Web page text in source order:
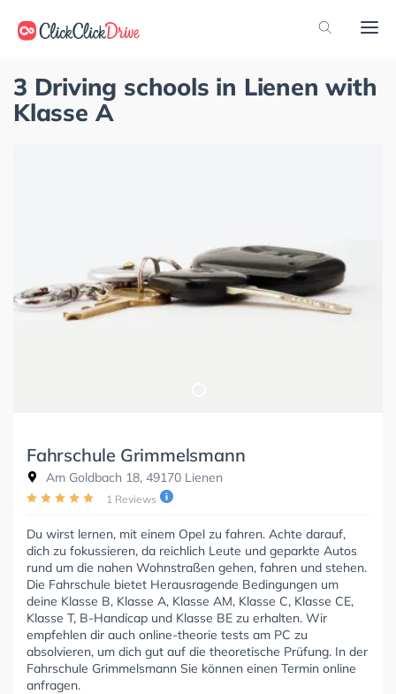
3 Driving schools in Lienen with
Klasse A
Fahrschule Grimmelsmann
Am Goldbach 18, 49170 Lienen
1 Reviews
Du wirst lernen, mit einem Opel zu fahren. Achte darauf,
dich zu fokussieren, da reichlich Leute und geparkte Autos
rund um die nahen Wohnstraßen gehen, fahren und stehen.
Die Fahrschule bietet Herausragende Bedingungen um
deine Klasse B, Klasse A, Klasse AM, Klasse C, Klasse CE,
Klasse T, B-Handicap und Klasse BE zu erhalten. Wir
empfehlen dir auch online-theorie tests am PC zu
absolvieren, um dich gut auf die theoretische Prüfung. In der
Fahrschule Grimmelsmann Sie können einen Termin online
anfragen.